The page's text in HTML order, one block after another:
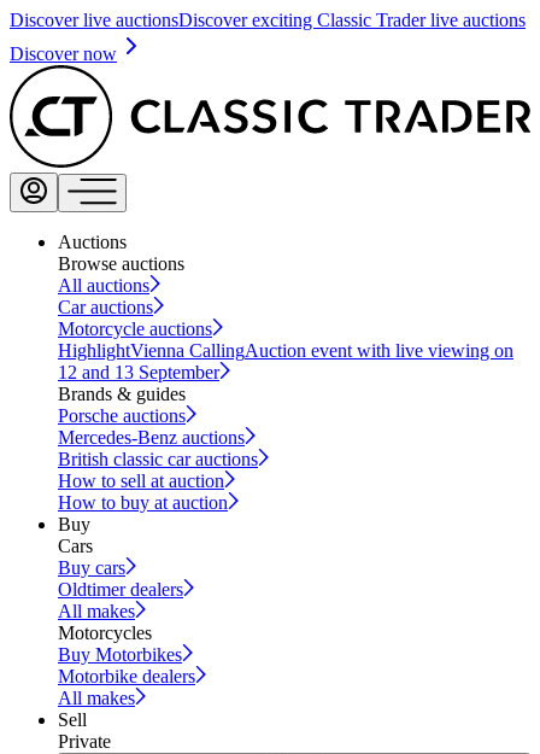
Discover live auctionsDiscover exciting Classic Trader live auctions
Discover now
Auctions
Browse auctions
All auctions
Car auctions
Motorcycle auctions
HighlightVienna CallingAuction event with live viewing on
12 and 13 September
Brands & guides
Porsche auctions
Mercedes-Benz auctions
British classic car auctions
How to sell at auction
How to buy at auction
Buy
Cars
Buy cars
Oldtimer dealers
All makes
Motorcycles
Buy Motorbikes
Motorbike dealers
All makes
Sell
Private